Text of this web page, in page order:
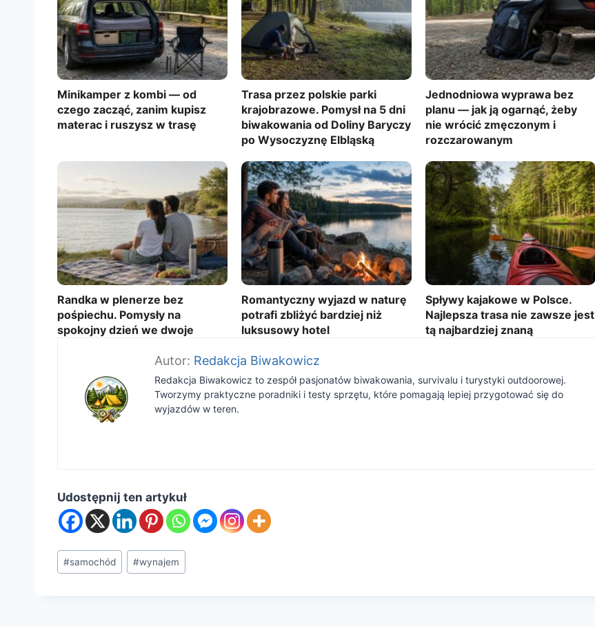
Minikamper z kombi — od
czego zacząć, zanim kupisz
materac i ruszysz w trasę
Trasa przez polskie parki
krajobrazowe. Pomysł na 5 dni
biwakowania od Doliny Baryczy
po Wysoczyznę Elbląską
Jednodniowa wyprawa bez
planu — jak ją ogarnąć, żeby
nie wrócić zmęczonym i
rozczarowanym
Randka w plenerze bez
pośpiechu. Pomysły na
spokojny dzień we dwoje
Romantyczny wyjazd w naturę
potrafi zbliżyć bardziej niż
luksusowy hotel
Spływy kajakowe w Polsce.
Najlepsza trasa nie zawsze jest
tą najbardziej znaną
Redakcja Biwakowicz
Redakcja Biwakowicz to zespół pasjonatów biwakowania, survivalu i turystyki outdoorowej.
Tworzymy praktyczne poradniki i testy sprzętu, które pomagają lepiej przygotować się do
wyjazdów w teren.
Udostępnij ten artykuł
Tagi
wpisu:
#samochód #wynajem